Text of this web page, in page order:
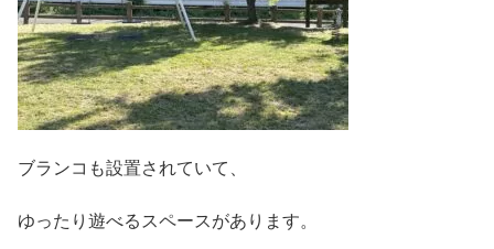
ブランコも設置されていて、
ゆったり遊べるスペースがあります。